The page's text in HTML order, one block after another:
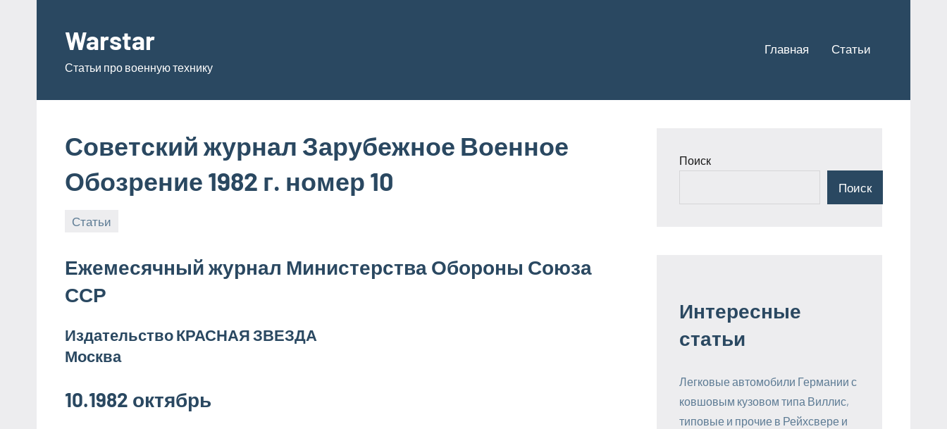
содержимому
Warstar
Статьи про военную технику
Главная Статьи
Советский журнал Зарубежное Военное
Обозрение 1982 г. номер 10
Статьи
Ежемесячный журнал Министерства Обороны Союза
ССР
Издательство КРАСНАЯ ЗВЕЗДА
Москва
10.1982 октябрь
Поиск
Поиск
Интересные
статьи
Легковые автомобили Германии с
ковшовым кузовом типа Виллис,
типовые и прочие в Рейхсвере и